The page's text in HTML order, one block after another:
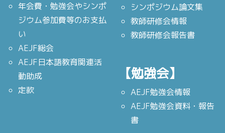
年会費・勉強会やシンポ
ジウム参加費等のお支払
い
AEJF総会
AEJF日本語教育関連活
動助成
定款
シンポジウム論文集
教師研修会情報
教師研修会報告書
【勉強会】
AEJF勉強会情報
AEJF勉強会資料・報告
書